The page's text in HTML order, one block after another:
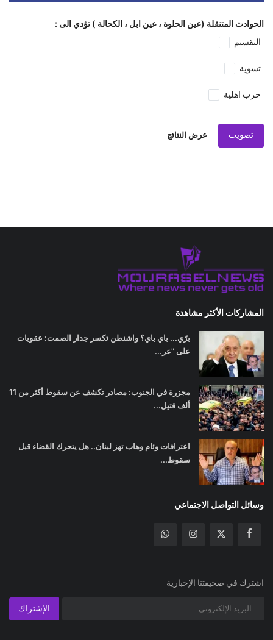
الحوادث المتنقلة (عين الحلوة ، عين ابل ، الكحالة ) تؤدي الى :
التقسيم
تسوية
حرب اهلية
تصويت عرض النتائج
المشاركات الأكثر مشاهدة
برّي... باي باي؟ واشنطن تكسر جدار الصمت: عقوبات
على "عر...
مجزرة في الجنوب: مصادر تكشف عن سقوط أكثر من 11
ألف قتيل...
اعترافات وئام وهاب تهز لبنان.. هل يتحرك القضاء قبل
سقوط...
وسائل التواصل الاجتماعي
اشترك في صحيفتنا الإخبارية
الإشتراك